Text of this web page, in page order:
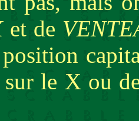
et de
le X ou